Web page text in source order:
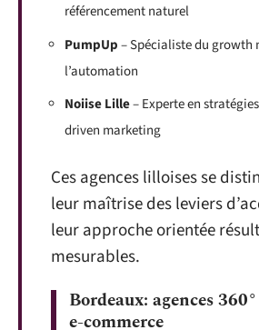
référencement naturel
PumpUp– Spécialiste du growth
l’automation
Noiise Lille– Experte en
driven marketing
Ces agences lilloises se
leur maîtrise des leviers
leur approche orientée
mesurables.
Bordeaux: agences
e-commerce